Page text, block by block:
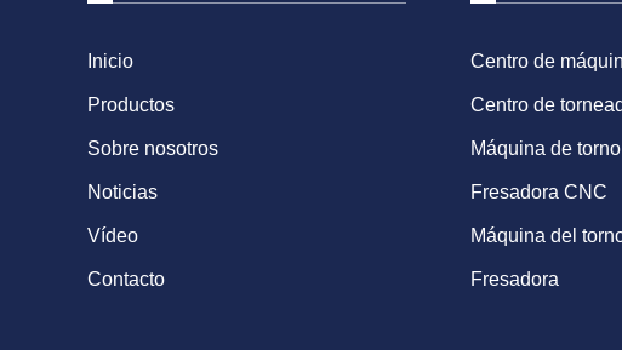
Inicio
Productos
Sobre nosotros
Noticias
Vídeo
Contacto
Centro de
Centro de
Máquina de
Fresadora CNC
Máquina del
Fresadora